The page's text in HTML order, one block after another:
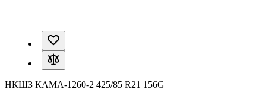
НКШЗ КАМА-1260-2 425/85 R21 156G